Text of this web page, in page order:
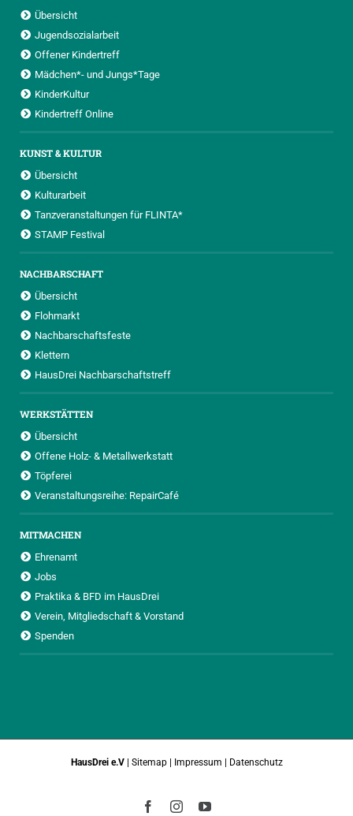
Übersicht
Jugendsozialarbeit
Offener Kindertreff
Mädchen*- und Jungs*Tage
KinderKultur
Kindertreff Online
KUNST & KULTUR
Übersicht
Kulturarbeit
Tanzveranstaltungen für FLINTA*
STAMP Festival
NACHBARSCHAFT
Übersicht
Flohmarkt
Nachbarschaftsfeste
Klettern
HausDrei Nachbarschaftstreff
WERKSTÄTTEN
Übersicht
Offene Holz- & Metallwerkstatt
Töpferei
Veranstaltungsreihe: RepairCafé
MITMACHEN
Ehrenamt
Jobs
Praktika & BFD im HausDrei
Verein, Mitgliedschaft & Vorstand
Spenden
HausDrei e.V | Sitemap| Impressum | Datenschutz
FacebookInstagramYouTube